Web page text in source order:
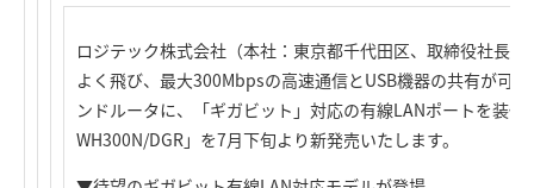
ロジテック株式会社（本社：東京都千代田区、取締役社長
よく飛び、最大300Mbpsの高速通信とUSB機器の共有が可
ンドルータに、「ギガビット」対応の有線LANポートを装
WH300N/DGR」を7月下旬より新発売いたします。